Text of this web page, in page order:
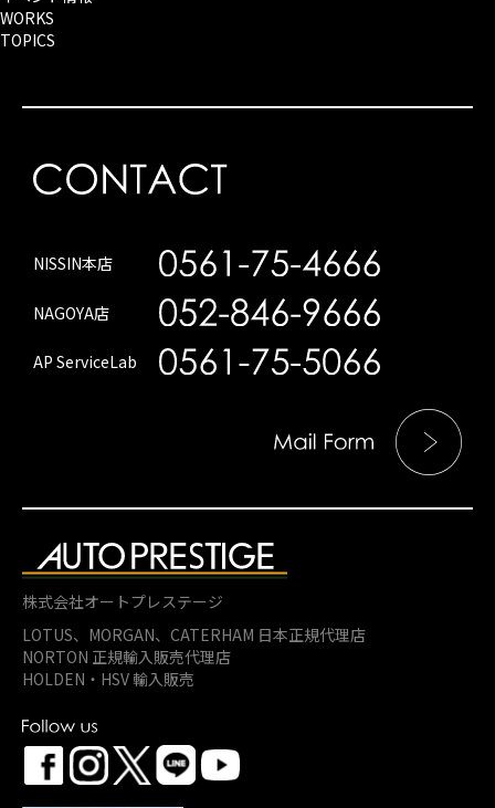
WORKS
TOPICS
NISSIN本店
NAGOYA店
AP ServiceLab
株式会社オートプレステージ
LOTUS、MORGAN、 CATERHAM 日本正規代理店
NORTON 正規輸入販売代理店
HOLDEN・HSV 輸入販売